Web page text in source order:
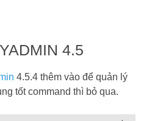
4.5
4.5.4 thêm vào để quản lý
tốt command thì bỏ qua.